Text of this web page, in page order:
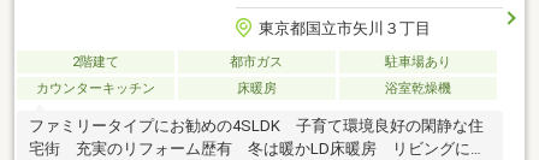
東京都国立市矢川３丁目
2階建て 都市ガス
駐車場あり
カウンターキッチン
床暖房 浴室乾燥機
ファミリータイプにお勧めの4SLDK 子育て環境良好の閑静な住
宅街 充実のリフォーム歴有 冬は暖かLD床暖房 リビングに隣